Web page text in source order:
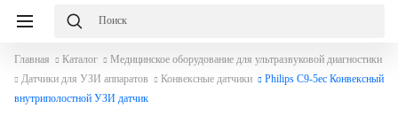
Главная Каталог
Медицинское оборудование для ультразвуковой диагностики
Датчики для УЗИ аппаратов
Конвексные датчики
Philips C9-5ec Конвексный
внутриполостной УЗИ датчик